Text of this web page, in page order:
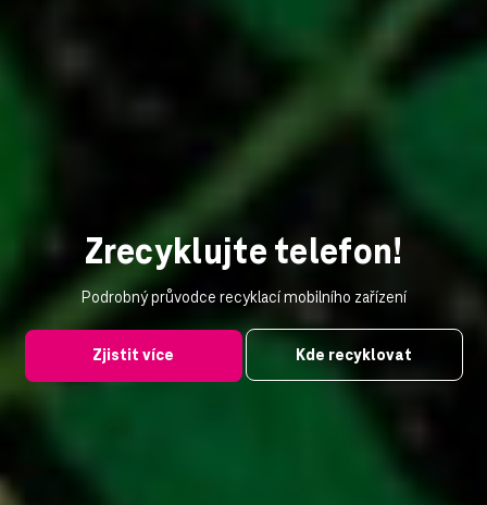
Zrecyklujte telefon!
Podrobný průvodce recyklací mobilního zařízení
Zjistit více Kde recyklovat